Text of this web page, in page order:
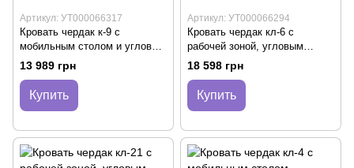
Артикул: УТ000066317
Кровать чердак к-9 с
мобильным столом и угловым
шкафом
13 989 грн
Купить
Артикул: УТ000066294
Кровать чердак кл-6 с
рабочей зоной, угловым
шкафом и лестницей комодом
18 598 грн
Купить